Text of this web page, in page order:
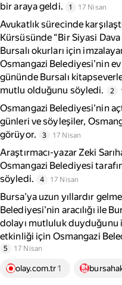
bir araya geldi.
1 17 Nisan
Avukatlık sürecinde
Kürsüsünde “Bir Siyasi Dava
Bursalı okurları için
Osmangazi Belediyesi’nin
gününde Bursalı
mutlu olduğunu söyledi.
2
Osmangazi Belediyesi'nin
günleri ve söyleşiler,
görüyor.
3 17 Nisan
Araştırmacı-yazar Zeki
Osmangazi Belediyesi
söyledi.
4 17 Nisan
Bursa’ya uzun yıllardır
Belediyesi’nin aracılığı ile
dolayı mutluluk duyduğunu
etkinliği için Osmangazi
5 17 Nisan
olay.com.tr1